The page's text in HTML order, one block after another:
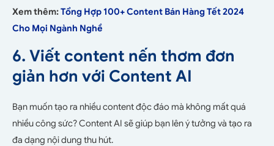
Xem thêm:Tổng Hợp 100+ Content Bán Hàng Tết 2024
Cho Mọi Ngành Nghề
6. Viết content nến thơm đơn
giản hơn với Content AI
Bạn muốn tạo ra nhiều content độc đáo mà không mất quá
nhiều công sức? Content AI sẽ giúp bạn lên ý tưởng và tạo ra
đa dạng nội dung thu hút.